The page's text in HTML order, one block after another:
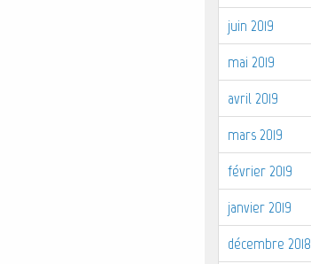
juin 2019
mai 2019
avril 2019
mars 2019
février 2019
janvier 2019
décembre 2018